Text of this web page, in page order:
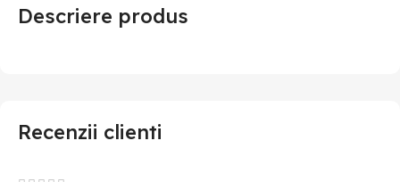
Descriere produs
Recenzii clienti